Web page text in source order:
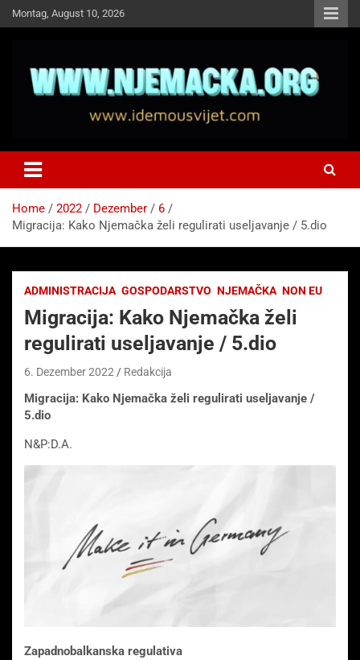
Skip
to
Montag, August 10, 2026
Idemo u Svijet-Njemacka!
Home 2022 Dezember
6
Migracija: Kako Njemačka želi regulirati useljavanje / 5.dio
ADMINISTRACIJA GOSPODARSTVO NJEMAČKA NON EU
Migracija: Kako Njemačka želi
regulirati useljavanje / 5.dio
6. Dezember 2022 Redakcija
Migracija: Kako Njemačka želi regulirati useljavanje /
5.dio
N&P:D.A.
Zapadnobalkanska regulativa